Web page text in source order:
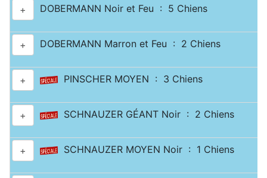
+ DOBERMANN Noir et Feu : 5 Chiens
+ DOBERMANN Marron et Feu : 2 Chiens
+ PINSCHER MOYEN : 3 Chiens
+ SCHNAUZER GÉANT Noir : 2 Chiens
+ SCHNAUZER MOYEN Noir : 1 Chiens